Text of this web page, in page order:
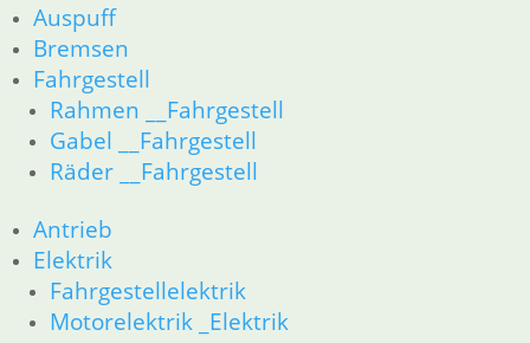
Auspuff
Bremsen
Fahrgestell
Rahmen __Fahrgestell
Gabel __Fahrgestell
Räder __Fahrgestell
Antrieb
Elektrik
Fahrgestellelektrik
Motorelektrik _Elektrik